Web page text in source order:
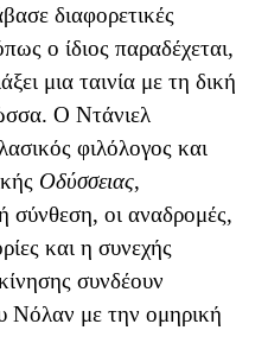
διαφορετικές
ο ίδιος παραδέχεται,
μια ταινία με τη δική
Ο Ντάνιελ
φιλόλογος και
Οδύσσειας,
σύνθεση, οι αναδρομές,
και η συνεχής
συνδέουν
Νόλαν με την ομηρική